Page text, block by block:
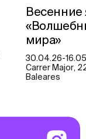
Весенние
мира»
30.04.26-
Carrer Major,
Baleares